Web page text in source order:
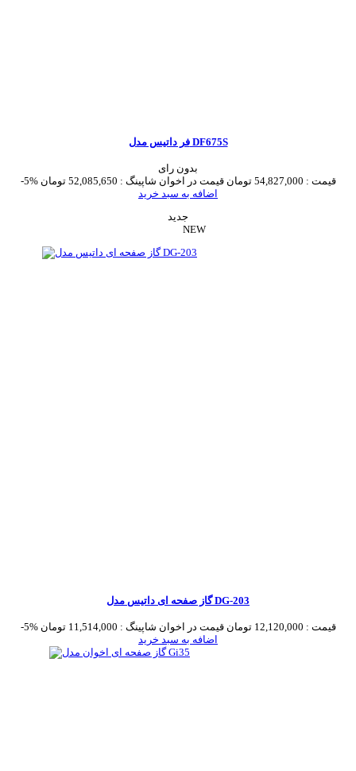
فر داتیس مدل DF675S
بدون رای
-5%
قیمت : 54,827,000 تومان قیمت در اخوان شاپینگ : 52,085,650 تومان
اضافه به سبد خرید
جدید
NEW
گاز صفحه ای داتیس مدل DG-203
-5% قیمت : 12,120,000 تومان قیمت در اخوان شاپینگ : 11,514,000 تومان
اضافه به سبد خرید